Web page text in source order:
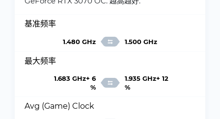
基准频率
1.480 GHz 1.500 GHz
最大频率
1.683 GHz+ 6
%
1.935 GHz+ 12
%
Avg (Game) Clock